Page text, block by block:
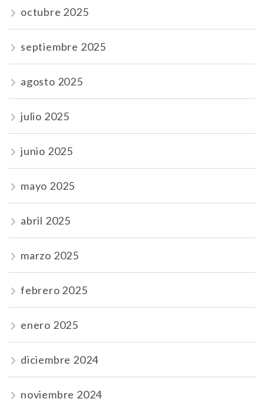
octubre 2025
septiembre 2025
agosto 2025
julio 2025
junio 2025
mayo 2025
abril 2025
marzo 2025
febrero 2025
enero 2025
diciembre 2024
noviembre 2024